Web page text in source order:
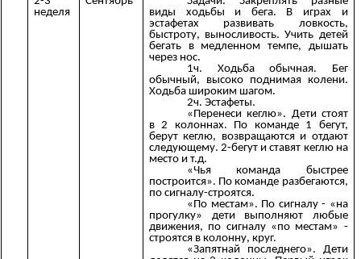
неделя
виды ходьбы и бега. В играх и
эстафетах развивать ловкость,
быстроту, выносливость. Учить детей
бегать в медленном темпе, дышать
через нос.
1ч. Ходьба обычная. Бег
обычный, высоко поднимая колени.
Ходьба широким шагом.
2ч. Эстафеты.
«Перенеси кеглю». Дети стоят
в 2 колоннах. По команде 1 бегут,
берут кеглю, возвращаются и отдают
следующему. 2-бегут и ставят кеглю на
место и т.д.
«Чья команда быстрее
построится». По команде разбегаются,
по сигналу-строятся.
«По местам». По сигналу - «на
прогулку» дети выполняют любые
движения, по сигналу «по местам» -
строятся в колонну, круг.
«Запятнай последнего». Дети